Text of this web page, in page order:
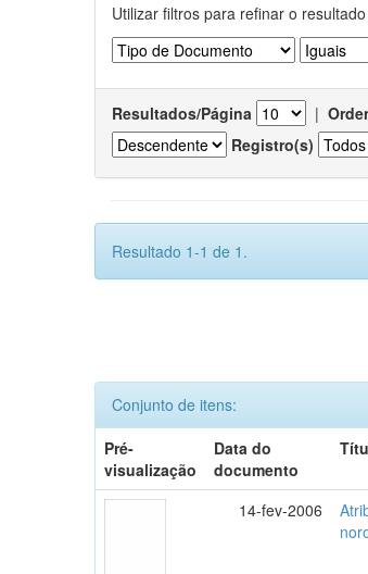
Utilizar filtros para refinar o
Resultados/Página |
Registro(s)
Resultado 1-1 de 1.
Conjunto de itens:
Pré-
visualização
Data do
documento
14-fev-2006